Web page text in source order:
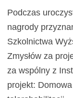
Podczas
nagrody
Szkolnictwa
Zmysłów za
za wspólny z
projekt: